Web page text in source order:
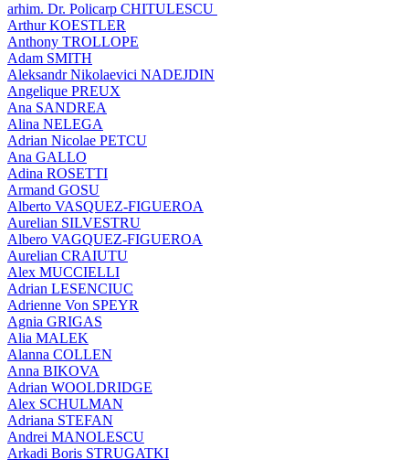
arhim. Dr. Policarp CHITULESCU
Arthur KOESTLER
Anthony TROLLOPE
Adam SMITH
Aleksandr Nikolaevici NADEJDIN
Angelique PREUX
Ana SANDREA
Alina NELEGA
Adrian Nicolae PETCU
Ana GALLO
Adina ROSETTI
Armand GOSU
Alberto VASQUEZ-FIGUEROA
Aurelian SILVESTRU
Albero VAGQUEZ-FIGUEROA
Aurelian CRAIUTU
Alex MUCCIELLI
Adrian LESENCIUC
Adrienne Von SPEYR
Agnia GRIGAS
Alia MALEK
Alanna COLLEN
Anna BIKOVA
Adrian WOOLDRIDGE
Alex SCHULMAN
Adriana STEFAN
Andrei MANOLESCU
Arkadi Boris STRUGATKI